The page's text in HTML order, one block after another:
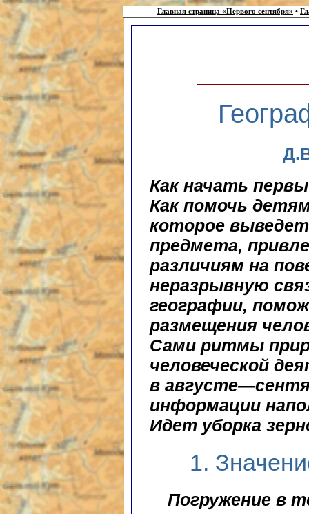
Главная страница «Первого сентября» •
Как начать
Как помочь
которое
предмета,
различиям на
неразрывную
географии,
размещения
Сами ритмы
человеческой
в
информации
Идет уборка
1.
Погружение в